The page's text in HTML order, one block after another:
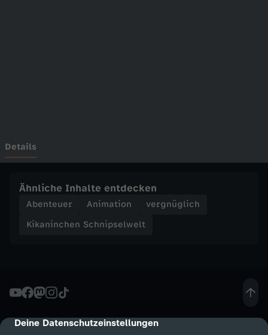
cmp-dialog-description
Deine Datenschutzeinstellungen
c
n
s
e
Details
Ähnliche Inhalte entdecken
Abenteuer Animation
vergnüglich
Kikaninchen Schnipselwelt